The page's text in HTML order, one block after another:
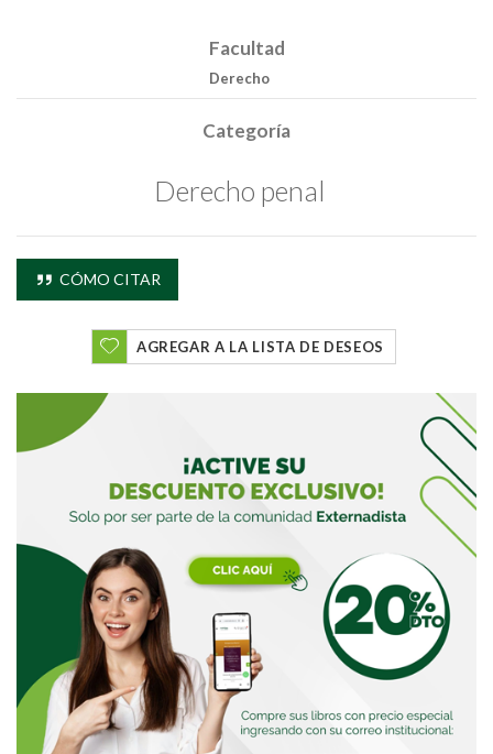
Facultad
Derecho
Categoría
Derecho penal
CÓMO CITAR
AGREGAR A LA LISTA DE DESEOS